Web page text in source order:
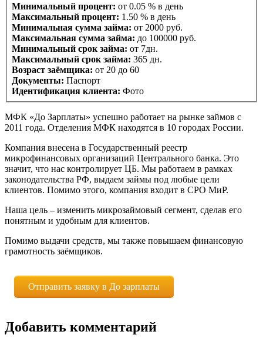
Минимальный процент: от 0.05 % в день
Максимальный процент: 1.50 % в день
Минимальная сумма займа: от 2000 руб.
Максимальная сумма займа: до 100000 руб.
Минимальный срок займа: от 7дн.
Максимальный срок займа: 365 дн.
Возраст заёмщика: от 20 до 60
Документы: Паспорт
Идентификация клиента: Фото
МФК «До Зарплаты» успешно работает на рынке займов с
2011 года. Отделения МФК находятся в 10 городах России.
Компания внесена в Государственный реестр
микрофинансовых организаций Центрального банка. Это
значит, что нас контролирует ЦБ. Мы работаем в рамках
законодательства РФ, выдаем займы под любые цели
клиентов. Помимо этого, компания входит в СРО МиР.
Наша цель – изменить микрозаймовый сегмент, сделав его
понятным и удобным для клиентов.
Помимо выдачи средств, мы также повышаем финансовую
грамотность заёмщиков.
Отправить заявку в До зарплаты
Добавить комментарий